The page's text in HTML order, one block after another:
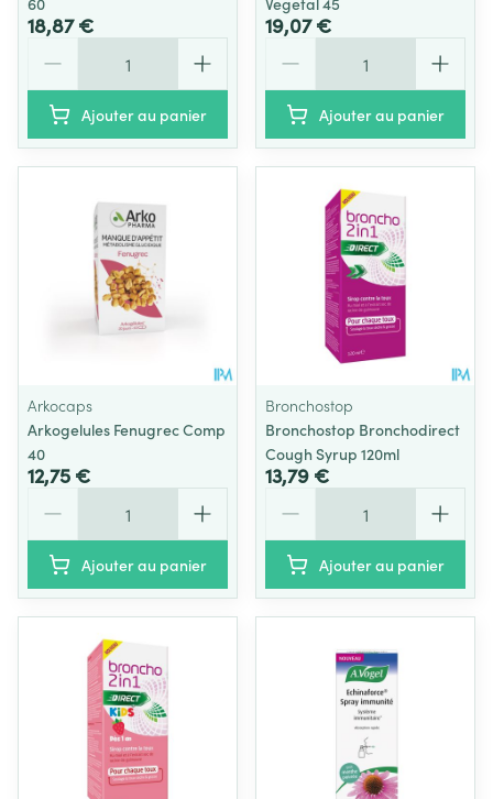
18,87 €
Ajouter au panier
19,07 €
Ajouter au panier
Arkocaps
Arkogelules Fenugrec Comp
40
12,75 €
Ajouter au panier
Bronchostop
Bronchostop Bronchodirect
Cough Syrup 120ml
13,79 €
Ajouter au panier